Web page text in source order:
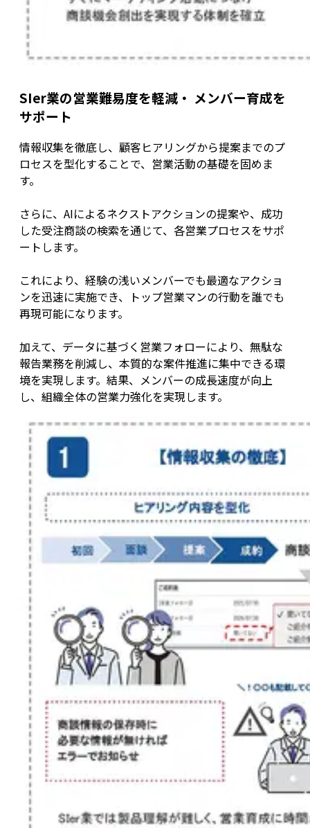
SIer業の営業難易度を軽減・ メンバー育成を
サポート
情報収集を徹底し、顧客ヒアリングから提案までのプ
ロセスを型化することで、営業活動の基礎を固めま
す。
さらに、AIによるネクストアクションの提案や、成功
した受注商談の検索を通じて、各営業プロセスをサポ
ートします。
これにより、経験の浅いメンバーでも最適なアクショ
ンを迅速に実施でき、トップ営業マンの行動を誰でも
再現可能になります。
加えて、データに基づく営業フォローにより、無駄な
報告業務を削減し、本質的な案件推進に集中できる環
境を実現します。結果、メンバーの成長速度が向上
し、組織全体の営業力強化を実現します。